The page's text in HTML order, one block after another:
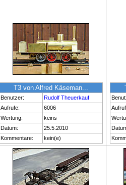
T3 von Alfred Käseman...
Benutzer:
Rudolf Theuerkauf
Aufrufe:
6006
Wertung:
keins
Datum:
25.5.2010
Kommentare:
kein(e)